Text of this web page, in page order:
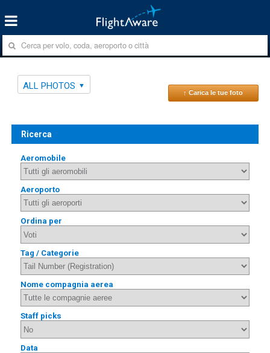
ALL PHOTOS
↑ Carica le tue foto
Ricerca
Aeromobile
Aeroporto
Ordina per
Tag / Categorie
Nome compagnia aerea
Staff picks
Data